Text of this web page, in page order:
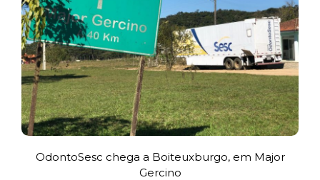
OdontoSesc chega a Boiteuxburgo, em Major
Gercino